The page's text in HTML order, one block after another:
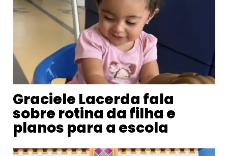
Graciele Lacerda fala
sobre rotina da filha e
planos para a escola